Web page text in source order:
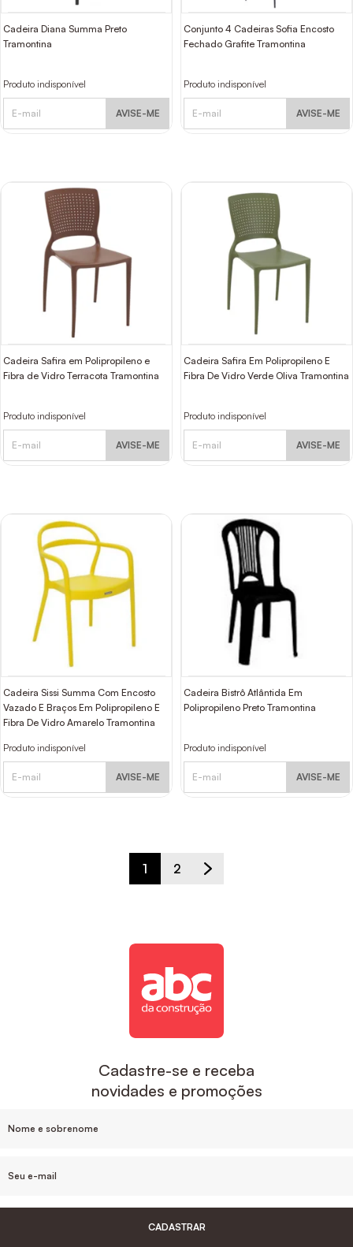
Cadeira Diana Summa Preto
Tramontina
Produto indisponível
AVISE-ME
Conjunto 4 Cadeiras Sofia Encosto
Fechado Grafite Tramontina
Produto indisponível
AVISE-ME
Cadeira Safira em Polipropileno e
Fibra de Vidro Terracota Tramontina
Produto indisponível
AVISE-ME
Cadeira Safira Em Polipropileno E
Fibra De Vidro Verde Oliva Tramontina
Produto indisponível
AVISE-ME
Cadeira Sissi Summa Com Encosto
Vazado E Braços Em Polipropileno E
Fibra De Vidro Amarelo Tramontina
Produto indisponível
AVISE-ME
Cadeira Bistrô Atlântida Em
Polipropileno Preto Tramontina
Produto indisponível
AVISE-ME
1 2
Cadastre-se e receba
novidades e promoções
CADASTRAR